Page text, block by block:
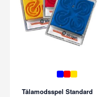
Tålamodsspel Standard